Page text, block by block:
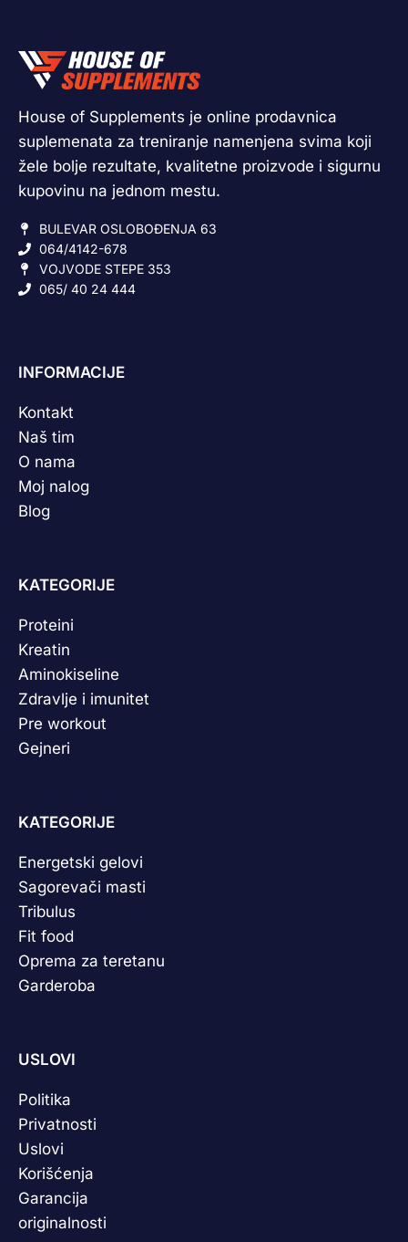
House of Supplements je online prodavnica
suplemenata za treniranje namenjena svima koji
žele bolje rezultate, kvalitetne proizvode i sigurnu
kupovinu na jednom mestu.
BULEVAR OSLOBOĐENJA 63
064/4142-678
VOJVODE STEPE 353
065/ 40 24 444
INFORMACIJE
Kontakt
Naš tim
O nama
Moj nalog
Blog
KATEGORIJE
Proteini
Kreatin
Aminokiseline
Zdravlje i imunitet
Pre workout
Gejneri
KATEGORIJE
Energetski gelovi
Sagorevači masti
Tribulus
Fit food
Oprema za teretanu
Garderoba
USLOVI
Politika
Privatnosti
Uslovi
Korišćenja
Garancija
originalnosti